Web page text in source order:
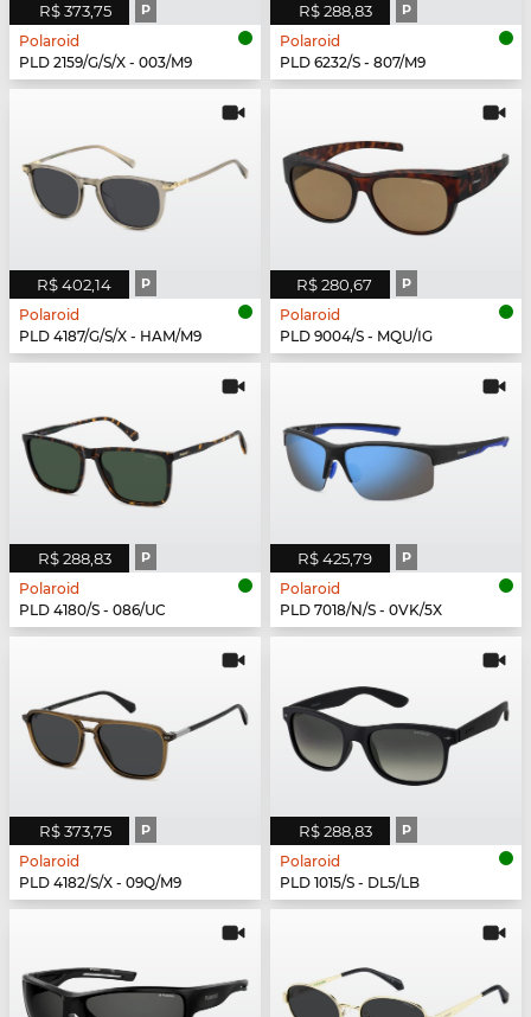
R$ 373,75 P
Polaroid
PLD 2159/G/S/X - 003/M9
R$ 288,83 P
Polaroid
PLD 6232/S - 807/M9
R$ 402,14 P
Polaroid
PLD 4187/G/S/X - HAM/M9
R$ 280,67 P
Polaroid
PLD 9004/S - MQU/IG
R$ 288,83 P
Polaroid
PLD 4180/S - 086/UC
R$ 425,79 P
Polaroid
PLD 7018/N/S - 0VK/5X
R$ 373,75 P
Polaroid
PLD 4182/S/X - 09Q/M9
R$ 288,83 P
Polaroid
PLD 1015/S - DL5/LB